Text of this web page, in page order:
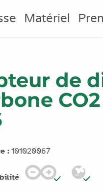
Matériel
de
: 101020067